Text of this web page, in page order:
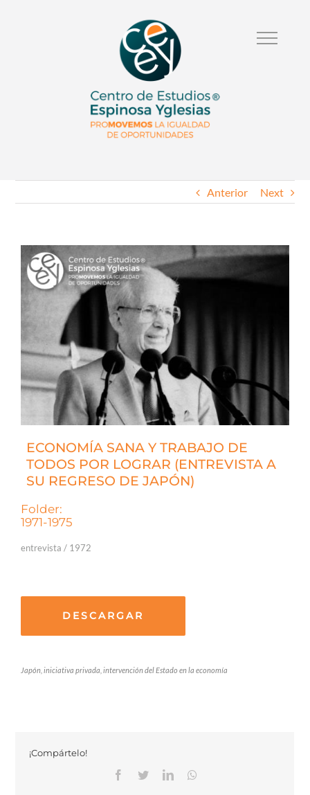
Anterior Next
ECONOMÍA SANA Y TRABAJO DE
TODOS POR LOGRAR (ENTREVISTA A
SU REGRESO DE JAPÓN)
Folder:
1971-1975
entrevista / 1972
DESCARGAR
Japón, iniciativa privada, intervención del Estado en la economía
¡Compártelo!
Facebook
TwitterLinkedinWhatsapp